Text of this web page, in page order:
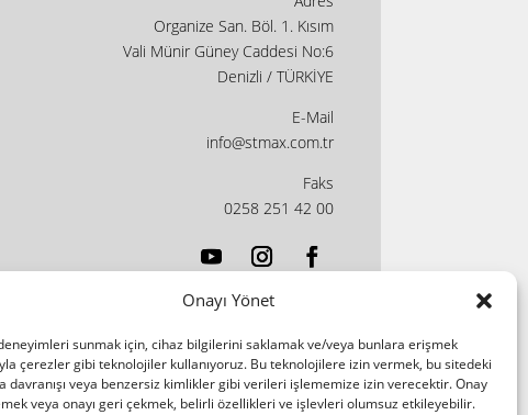
Onayı Yönet
sunmak için, cihaz bilgilerini saklamak ve/veya bunlara erişmek
çerezler gibi teknolojiler kullanıyoruz. Bu teknolojilere izin vermek, bu sitedeki
davranışı veya benzersiz kimlikler gibi verileri işlememize izin verecektir. Onay
veya onayı geri çekmek, belirli özellikleri ve işlevleri olumsuz etkileyebilir.
Organize San. Böl. 1. Kısım
Vali Münir Güney Caddesi No:6
Denizli / TÜRKİYE
E-Mail
info@stmax.com.tr
Faks
0258 251 42 00